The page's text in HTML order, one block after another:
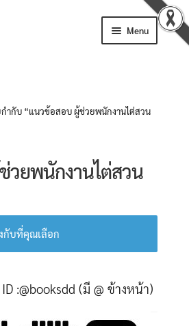
Menu
ำกับ “แนวข้อสอบ ผู้ช่วยพนักงานไต่สวน
วยพนักงานไต่สวน
กับที่คุณเลือก
:@booksdd (มี @ ข้างหน้า)